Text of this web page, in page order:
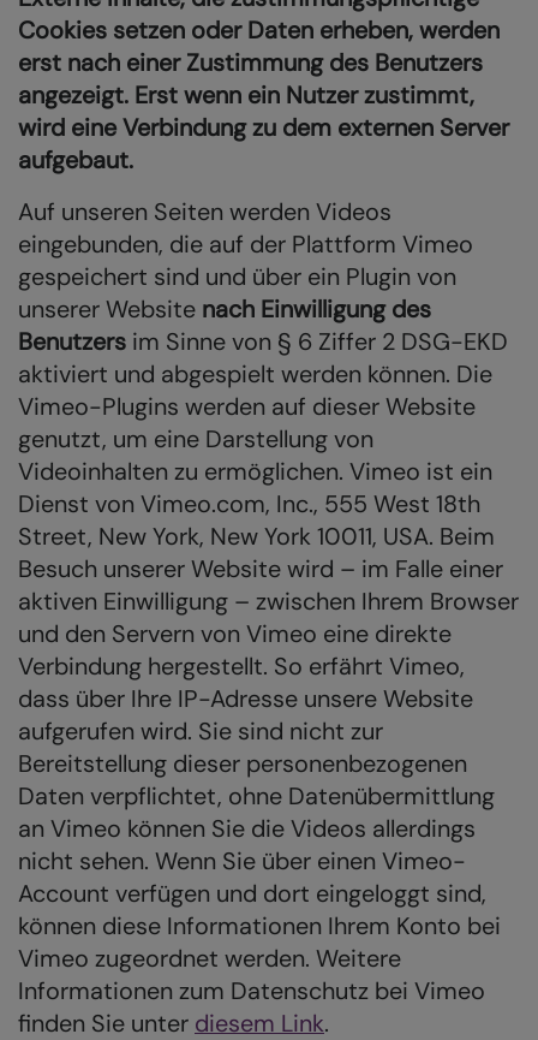
Cookies setzen oder Daten erheben, werden
erst nach einer Zustimmung des Benutzers
angezeigt. Erst wenn ein Nutzer zustimmt,
wird eine Verbindung zu dem externen Server
aufgebaut.
Auf unseren Seiten werden Videos
eingebunden, die auf der Plattform Vimeo
gespeichert sind und über ein Plugin von
unserer Website nach Einwilligung des
Benutzers im Sinne von § 6 Ziffer 2 DSG-EKD
aktiviert und abgespielt werden können. Die
Vimeo-Plugins werden auf dieser Website
genutzt, um eine Darstellung von
Videoinhalten zu ermöglichen. Vimeo ist ein
Dienst von Vimeo.com, Inc., 555 West 18th
Street, New York, New York 10011, USA. Beim
Besuch unserer Website wird – im Falle einer
aktiven Einwilligung – zwischen Ihrem Browser
und den Servern von Vimeo eine direkte
Verbindung hergestellt. So erfährt Vimeo,
dass über Ihre IP-Adresse unsere Website
aufgerufen wird. Sie sind nicht zur
Bereitstellung dieser personenbezogenen
Daten verpflichtet, ohne Datenübermittlung
an Vimeo können Sie die Videos allerdings
nicht sehen. Wenn Sie über einen Vimeo-
Account verfügen und dort eingeloggt sind,
können diese Informationen Ihrem Konto bei
Vimeo zugeordnet werden. Weitere
Informationen zum Datenschutz bei Vimeo
finden Sie unter diesem Link.